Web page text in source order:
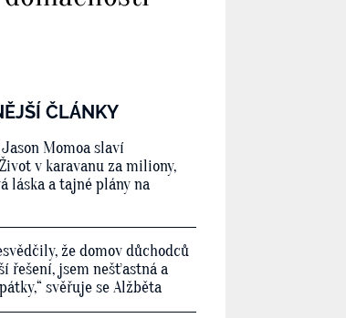
ČLÁNKY
Momoa slaví
v karavanu za miliony,
láska a tajné plány na
že domov důchodců
řešení, jsem nešťastná a
svěřuje se Alžběta